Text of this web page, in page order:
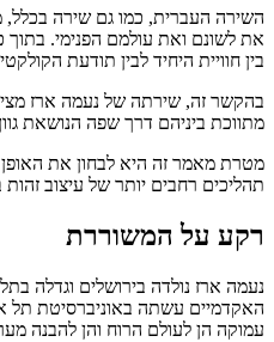
השירה העברית, כמו גם שירה בכלל,
את לשונם ואת עולמם הפנימי. בתוך
בין חוויית היחיד לבין תודעת
בהקשר זה, שירתה של נעמה ארז
מתווכת ביניהם דרך שפה הנושאת
מטרת מאמר זה היא לבחון את
תהליכים רחבים יותר של עיצוב
רקע על המשוררת
נעמה ארז נולדה בירושלים וגדלה
האקדמיים עשתה באוניברסיטת תל
עמוקה הן לעולם הרוח והן להבנה